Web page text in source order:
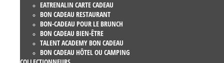
EATRENALIN CARTE CADEAU
BON CADEAU RESTAURANT
BON-CADEAU POUR LE BRUNCH
BON CADEAU BIEN-ÊTRE
TALENT ACADEMY BON CADEAU
BON CADEAU HÔTEL OU CAMPING